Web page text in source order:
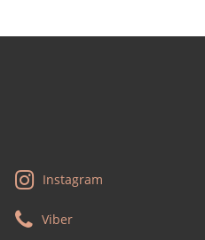
Instagram
Viber